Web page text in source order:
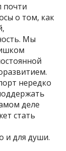
почти
о том, как
Мы
нередко
деле
стать
и для души.